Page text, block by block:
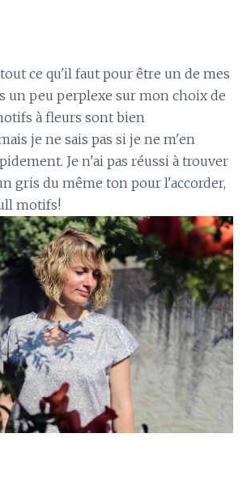
ce qu'il faut pour être un de mes
un peu perplexe sur mon choix de
à fleurs sont bien
je ne sais pas si je ne m'en
Je n'ai pas réussi à trouver
gris du même ton pour l'accorder,
motifs!